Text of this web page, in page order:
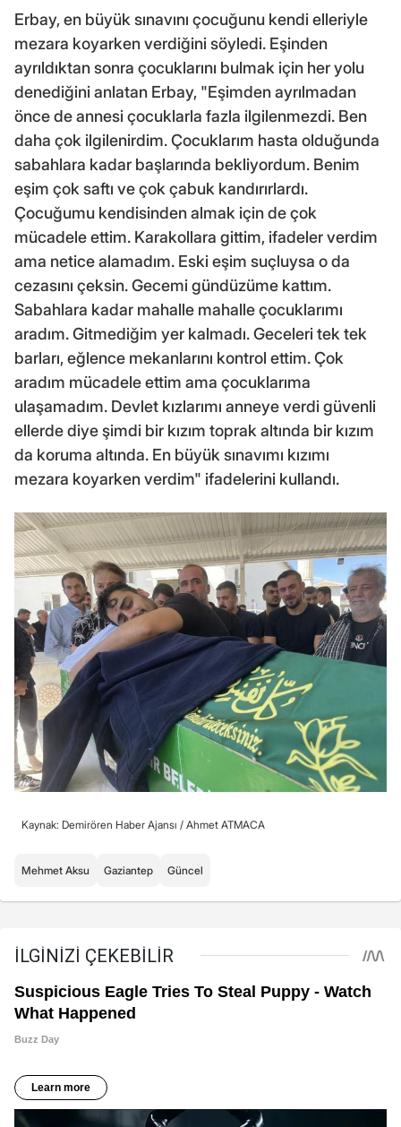
Erbay, en büyük sınavını çocuğunu kendi elleriyle
mezara koyarken verdiğini söyledi. Eşinden
ayrıldıktan sonra çocuklarını bulmak için her yolu
denediğini anlatan Erbay, "Eşimden ayrılmadan
önce de annesi çocuklarla fazla ilgilenmezdi. Ben
daha çok ilgilenirdim. Çocuklarım hasta olduğunda
sabahlara kadar başlarında bekliyordum. Benim
eşim çok saftı ve çok çabuk kandırırlardı.
Çocuğumu kendisinden almak için de çok
mücadele ettim. Karakollara gittim, ifadeler verdim
ama netice alamadım. Eski eşim suçluysa o da
cezasını çeksin. Gecemi gündüzüme kattım.
Sabahlara kadar mahalle mahalle çocuklarımı
aradım. Gitmediğim yer kalmadı. Geceleri tek tek
barları, eğlence mekanlarını kontrol ettim. Çok
aradım mücadele ettim ama çocuklarıma
ulaşamadım. Devlet kızlarımı anneye verdi güvenli
ellerde diye şimdi bir kızım toprak altında bir kızım
da koruma altında. En büyük sınavımı kızımı
mezara koyarken verdim" ifadelerini kullandı.
Kaynak: Demirören Haber Ajansı / Ahmet ATMACA
Mehmet Aksu Gaziantep Güncel